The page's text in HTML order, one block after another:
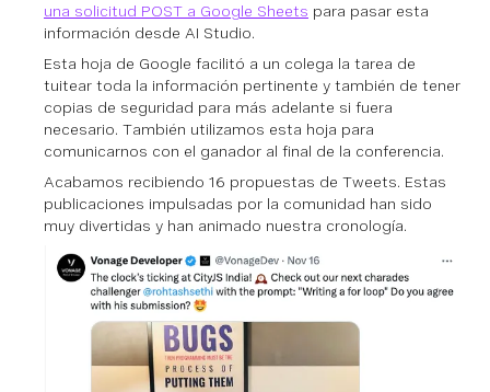
una solicitud POST a Google Sheets para pasar esta
información desde AI Studio.
Esta hoja de Google facilitó a un colega la tarea de
tuitear toda la información pertinente y también de tener
copias de seguridad para más adelante si fuera
necesario. También utilizamos esta hoja para
comunicarnos con el ganador al final de la conferencia.
Acabamos recibiendo 16 propuestas de Tweets. Estas
publicaciones impulsadas por la comunidad han sido
muy divertidas y han animado nuestra cronología.